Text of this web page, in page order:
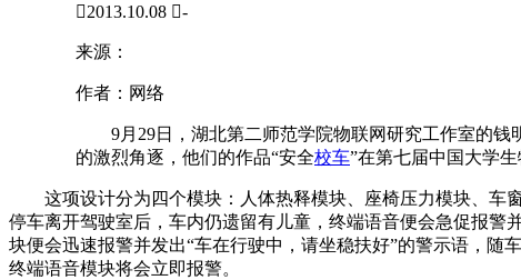
2013.10.08 -
来源：
作者： 网络
9月29日，湖北第二师范学院物联网研究工作室的钱
的激烈角逐，他们的作品“安全校车”在第七届中国大学
这项设计分为四个模块：人体热释模块、座椅压力模块、车
停车离开驾驶室后，车内仍遗留有儿童，终端语音便会急促报
块便会迅速报警并发出“车在行驶中，请坐稳扶好”的警示语，随
终端语音模块将会立即报警。